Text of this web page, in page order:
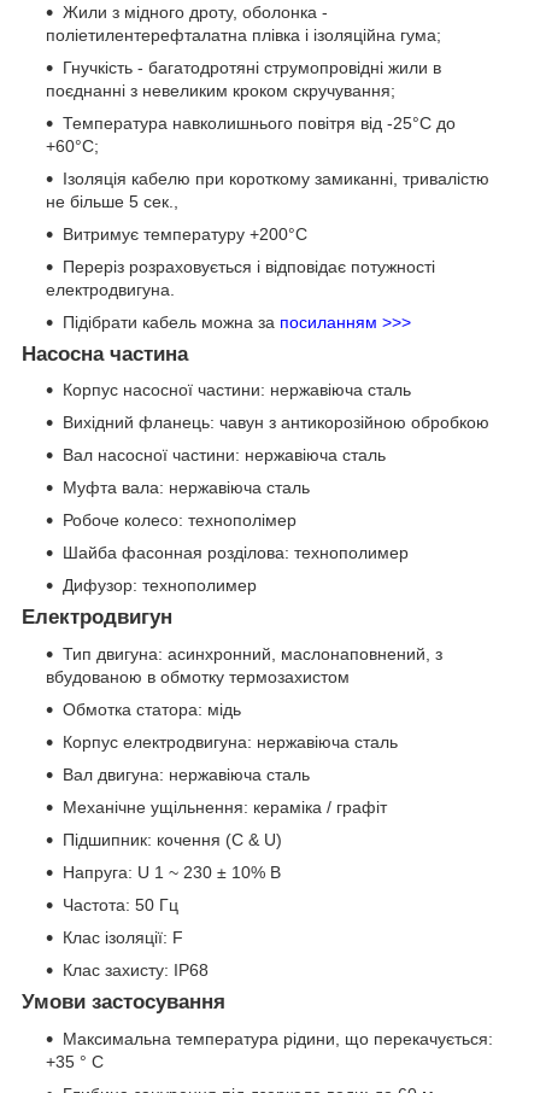
Жили з мідного дроту, оболонка -
поліетилентерефталатна плівка і ізоляційна гума;
Гнучкість - багатодротяні струмопровідні жили в
поєднанні з невеликим кроком скручування;
Температура навколишнього повітря від -25°C до
+60°C;
Ізоляція кабелю при короткому замиканні, тривалістю
не більше 5 сек.,
Витримує температуру +200°C
Переріз розраховується і відповідає потужності
електродвигуна.
Підібрати кабель можна за посиланням >>>
Насосна частина
Корпус насосної частини: нержавіюча сталь
Вихідний фланець: чавун з антикорозійною обробкою
Вал насосної частини: нержавіюча сталь
Муфта вала: нержавіюча сталь
Робоче колесо: технополімер
Шайба фасонная розділова: технополимер
Дифузор: технополимер
Електродвигун
Тип двигуна: асинхронний, маслонаповнений, з
вбудованою в обмотку термозахистом
Обмотка статора: мідь
Корпус електродвигуна: нержавіюча сталь
Вал двигуна: нержавіюча сталь
Механічне ущільнення: кераміка / графіт
Підшипник: кочення (C & U)
Напруга: U 1 ~ 230 ± 10% В
Частота: 50 Гц
Клас ізоляції: F
Клас захисту: IP68
Умови застосування
Максимальна температура рідини, що перекачується:
+35 ° C